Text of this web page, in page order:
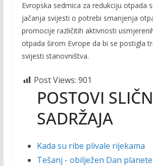
Evropska sedmica za redukciju otpada
jačanja svijesti o potrebi smanjenja
promocije različitih aktivnosti
otpada širom Evrope da bi se postigla
svijesti stanovništva.
Post Views: 901
POSTOVI
SADRŽAJA
Kada su ribe plivale rijekama
Tešanj - obilježen Dan